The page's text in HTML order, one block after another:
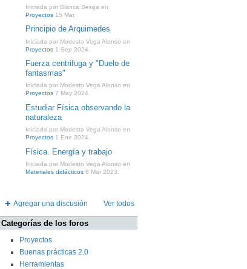
Iniciada por Blanca Besga en
Proyectos 15 Mar.
Principio de Arquimedes
Iniciada por Modesto Vega Alonso en
Proyectos 1 Sep 2024.
Fuerza centrifuga y "Duelo de
fantasmas"
Iniciada por Modesto Vega Alonso en
Proyectos 7 May 2024.
Estudiar Física observando la
naturaleza
Iniciada por Modesto Vega Alonso en
Proyectos 1 Ene 2024.
Física. Energía y trabajo
Iniciada por Modesto Vega Alonso en
Materiales didácticos 8 Mar 2023.
Agregar una discusión Ver todos
Categorías de los foros
Proyectos
Buenas prácticas 2.0
Herramientas